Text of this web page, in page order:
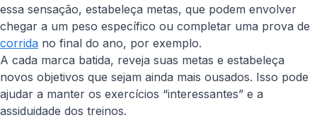
essa sensação, estabeleça metas, que podem envolver
chegar a um peso específico ou completar uma prova de
corrida no final do ano, por exemplo.
A cada marca batida, reveja suas metas e estabeleça
novos objetivos que sejam ainda mais ousados. Isso pode
ajudar a manter os exercícios “interessantes” e a
assiduidade dos treinos.